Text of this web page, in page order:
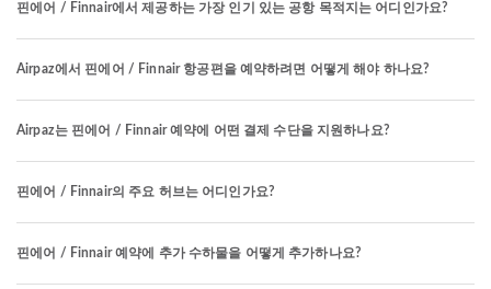
핀에어 / Finnair에서 제공하는 가장 인기 있는 공항 목적지는 어디인가요?
Airpaz에서 핀에어 / Finnair 항공편을 예약하려면 어떻게 해야 하나요?
Airpaz는 핀에어 / Finnair 예약에 어떤 결제 수단을 지원하나요?
핀에어 / Finnair의 주요 허브는 어디인가요?
핀에어 / Finnair 예약에 추가 수하물을 어떻게 추가하나요?